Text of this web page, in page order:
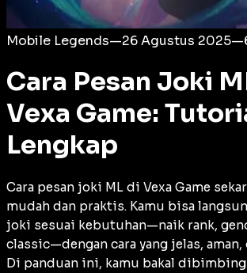
Mobile Legends—26 Agustus 2025—
Cara Pesan Joki
Vexa Game:
Lengkap
Cara pesan joki ML di Vexa Game
mudah dan praktis. Kamu bisa
joki sesuai kebutuhan—naik rank,
classic—dengan cara yang jelas, aman,
Di panduan ini, kamu bakal